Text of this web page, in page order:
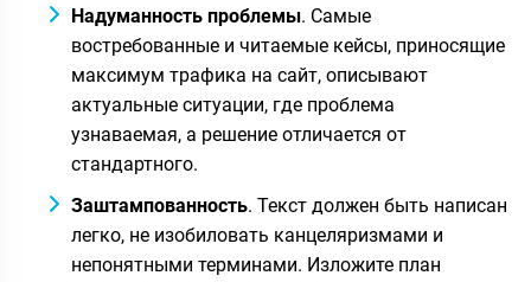
Надуманность проблемы. Самые
востребованные и читаемые кейсы, приносящие
максимум трафика на сайт, описывают
актуальные ситуации, где проблема
узнаваемая, а решение отличается от
стандартного.
Заштампованность. Текст должен быть написан
легко, не изобиловать канцеляризмами и
непонятными терминами. Изложите план